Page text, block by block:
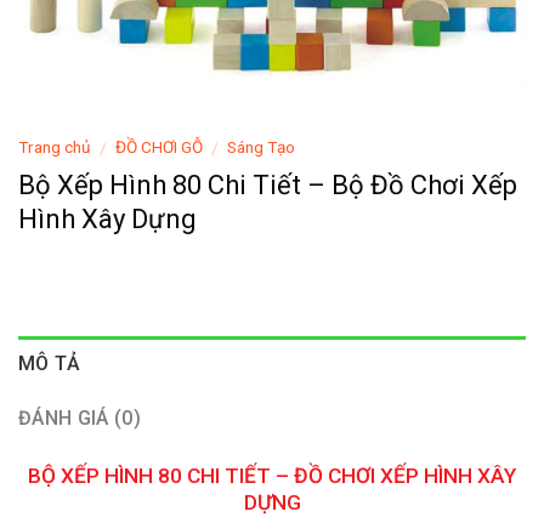
Trang chủ / ĐỒ CHƠI GỖ / Sáng Tạo
Bộ Xếp Hình 80 Chi Tiết – Bộ Đồ Chơi Xếp
Hình Xây Dựng
MÔ TẢ
ĐÁNH GIÁ (0)
BỘ XẾP HÌNH 80 CHI TIẾT – ĐỒ CHƠI XẾP HÌNH XÂY
DỰNG